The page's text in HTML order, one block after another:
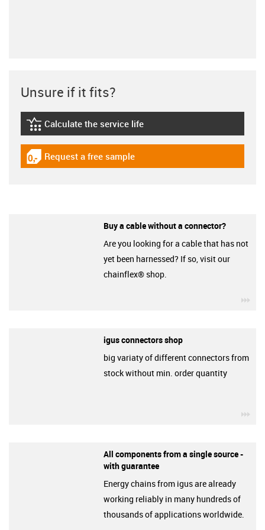
Unsure if it fits?
igus-icon-lebensdauerrechner
Calculate the service life
igus-icon-gratismuster
Request a free sample
Buy a cable without a connector?
Are you looking for a cable that has not
yet been harnessed? If so, visit our
chainflex® shop.
igus connectors shop
big variaty of different connectors from
stock without min. order quantity
All components from a single source -
with guarantee
Energy chains from igus are already
working reliably in many hundreds of
thousands of applications worldwide.